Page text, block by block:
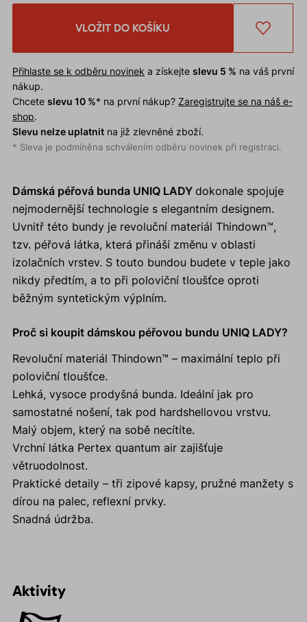
VLOŽIT DO KOŠÍKU
Přihlaste se k odběru novinek a získejte slevu 5 % na váš první
nákup.
Chcete slevu 10 %* na první nákup? Zaregistrujte se na náš e-
shop.
Slevu nelze uplatnitna již zlevněné zboží.
* Sleva je podmíněna schválením odběru novinek při registraci.
Dámská péřová bunda UNIQ LADY dokonale spojuje
nejmodernější technologie s elegantním designem.
Uvnitř této bundy je revoluční materiál Thindown™,
tzv. péřová látka, která přináší změnu v oblasti
izolačních vrstev. S touto bundou budete v teple jako
nikdy předtím, a to při poloviční tloušťce oproti
běžným syntetickým výplním.
Proč si koupit dámskou péřovou bundu UNIQ LADY?
Revoluční materiál Thindown™ – maximální teplo při
poloviční tloušťce.
Lehká, vysoce prodyšná bunda. Ideální jak pro
samostatné nošení, tak pod hardshellovou vrstvu.
Malý objem, který na sobě necítíte.
Vrchní látka Pertex quantum air zajišťuje
větruodolnost.
Praktické detaily – tři zipové kapsy, pružné manžety s
dírou na palec, reflexní prvky.
Snadná údržba.
Aktivity